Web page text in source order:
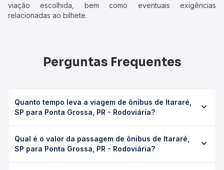
viação escolhida, bem como eventuais exigências
relacionadas ao bilhete.
Perguntas Frequentes
Quanto tempo leva a viagem de ônibus de Itararé,
SP para Ponta Grossa, PR - Rodoviária?
Rodoviária leva em média 3h 12min, podendo variar
conforme a viação, o tipo de serviço (convencional,
Qual é o valor da passagem de ônibus de Itararé,
SP para Ponta Grossa, PR - Rodoviária?